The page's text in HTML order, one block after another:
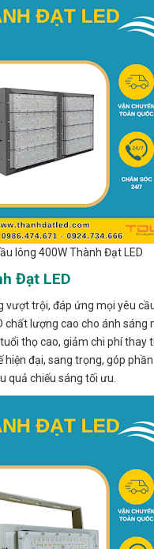
lông 400W Thành Đạt LED
Đạt LED
trội, đáp ứng mọi yêu
chất lượng cao cho ánh
thọ cao, giảm chi phí
đại, sang trọng, góp
quả chiếu sáng tối ưu.